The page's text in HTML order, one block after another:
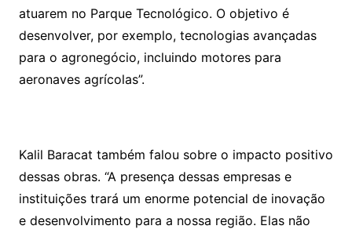
atuarem no Parque Tecnológico. O objetivo é
desenvolver, por exemplo, tecnologias avançadas
para o agronegócio, incluindo motores para
aeronaves agrícolas”.
Kalil Baracat também falou sobre o impacto positivo
dessas obras. “A presença dessas empresas e
instituições trará um enorme potencial de inovação
e desenvolvimento para a nossa região. Elas não